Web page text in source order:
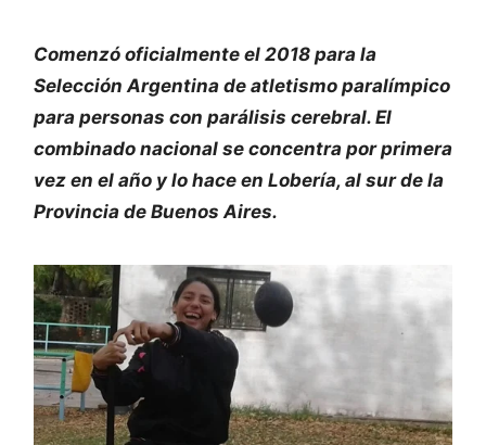
Comenzó oficialmente el 2018 para la
Selección Argentina de atletismo paralímpico
para personas con parálisis cerebral. El
combinado nacional se concentra por primera
vez en el año y lo hace en Lobería, al sur de la
Provincia de Buenos Aires.